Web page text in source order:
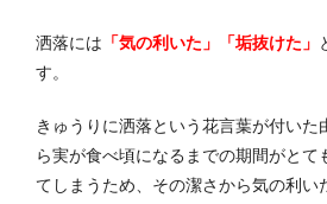
洒落には 「気の利いた」「垢抜けた」
す。
きゅうりに洒落という花言葉が付いた
ら実が食べ頃になるまでの期間がとて
てしまうため、その潔さから気の利い